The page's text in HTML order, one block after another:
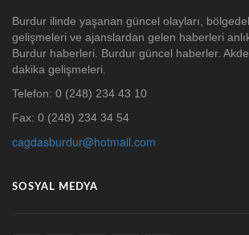
Burdur ilinde yaşanan güncel olayları,
gelişmeleri ve ajanslardan gelen haberleri
Burdur haberleri. Burdur güncel haberler.
dakika gelişmeleri.
Telefon: 0 (248) 234 43 10
Fax: 0 (248) 234 34 54
cagdasburdur@hotmail.com
SOSYAL MEDYA